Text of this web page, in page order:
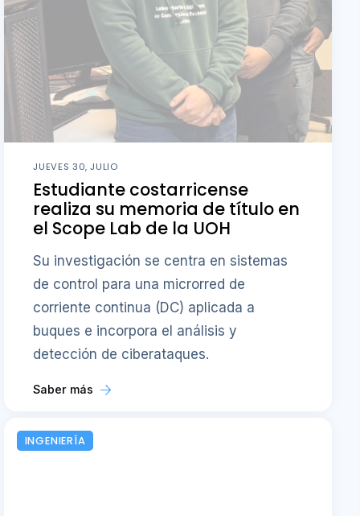
JUEVES 30, JULIO
Estudiante costarricense
realiza su memoria de título en
el Scope Lab de la UOH
Su investigación se centra en sistemas
de control para una microrred de
corriente continua (DC) aplicada a
buques e incorpora el análisis y
detección de ciberataques.
Saber más
INGENIERÍA